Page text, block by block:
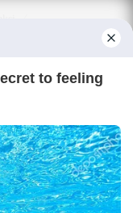
(KEJ)
MANDIRI